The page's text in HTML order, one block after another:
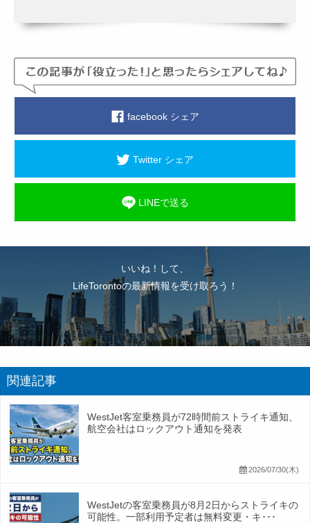
facebook シェア
Twitter シェア
LINEで送る
いいね！して、
LifeTorontoの最新情報を受け取ろう！
関連記事
WestJet客室乗務員が72時間前ストライキ通知、
航空会社はロックアウト通知を発表
2026/07/30(木)
WestJetの客室乗務員が8月2日からストライキの
可能性。一部利用予定者は無料変更・キ･･･